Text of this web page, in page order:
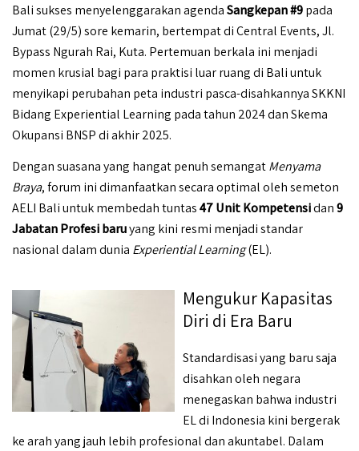
Bali sukses menyelenggarakan agendaSangkepan #9pada
Jumat (29/5) sore kemarin, bertempat di Central Events, Jl.
Bypass Ngurah Rai, Kuta. Pertemuan berkala ini menjadi
momen krusial bagi para praktisi luar ruang di Bali untuk
menyikapi perubahan peta industri pasca-disahkannya SKKNI
Bidang Experiential Learning pada tahun 2024 dan Skema
Okupansi BNSP di akhir 2025.
Dengan suasana yang hangat penuh semangatMenyama
Braya, forum ini dimanfaatkan secara optimal oleh semeton
AELI Bali untuk membedah tuntas47 Unit Kompetensidan9
Jabatan Profesi baruyang kini resmi menjadi standar
nasional dalam dunia Experiential Learning(EL).
Mengukur Kapasitas
Diri di Era Baru
Standardisasi yang baru saja
disahkan oleh negara
menegaskan bahwa industri
EL di Indonesia kini bergerak
ke arah yang jauh lebih profesional dan akuntabel. Dalam